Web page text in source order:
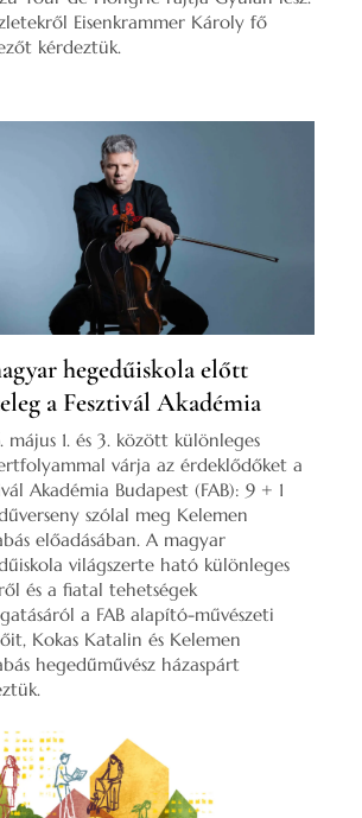
Eisenkrammer Károly fő
kérdeztük.
hegedűiskola előtt
a Fesztivál Akadémia
május 1. és 3. között különleges
várja az érdeklődőket a
Akadémia Budapest (FAB): 9 + 1
szólal meg Kelemen
előadásában. A magyar
világszerte ható különleges
és a fiatal tehetségek
a FAB alapító-művészeti
Kokas Katalin és Kelemen
hegedűművész házaspárt